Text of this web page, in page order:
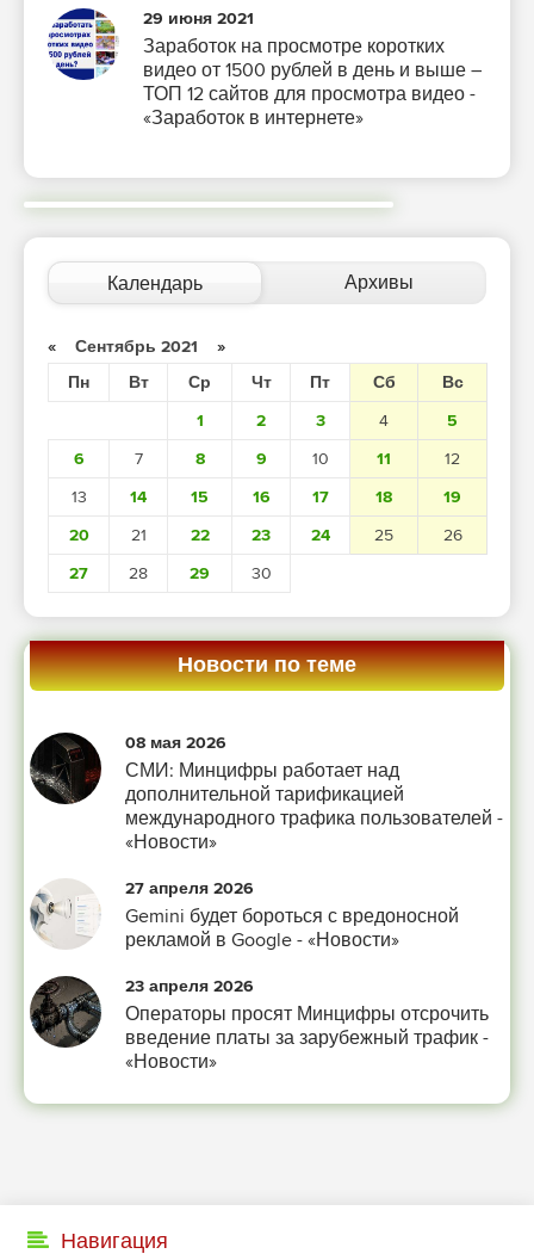
29 июня 2021
Заработок на просмотре коротких
видео от 1500 рублей в день и выше –
ТОП 12 сайтов для просмотра видео -
«Заработок в интернете»
Календарь Архивы
« Сентябрь 2021 »
Пн
Вт Ср Чт Пт Сб
Вс
1
2 3 4
5
6
7 8 9 10 11
12
13
14 15 16 17 18
19
20
21 22 23 24 25
26
27
28 29 30
Новости по теме
08 мая 2026
СМИ: Минцифры работает над
дополнительной тарификацией
международного трафика пользователей -
«Новости»
27 апреля 2026
Gemini будет бороться с вредоносной
рекламой в Google - «Новости»
23 апреля 2026
Операторы просят Минцифры отсрочить
введение платы за зарубежный трафик -
«Новости»
Навигация